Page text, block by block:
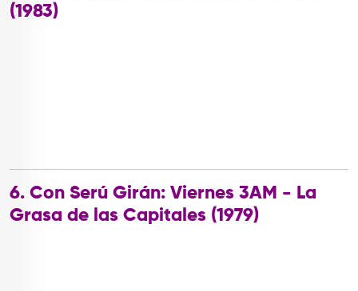
(1983)
6. Con Serú Girán: Viernes 3AM - La
Grasa de las Capitales (1979)